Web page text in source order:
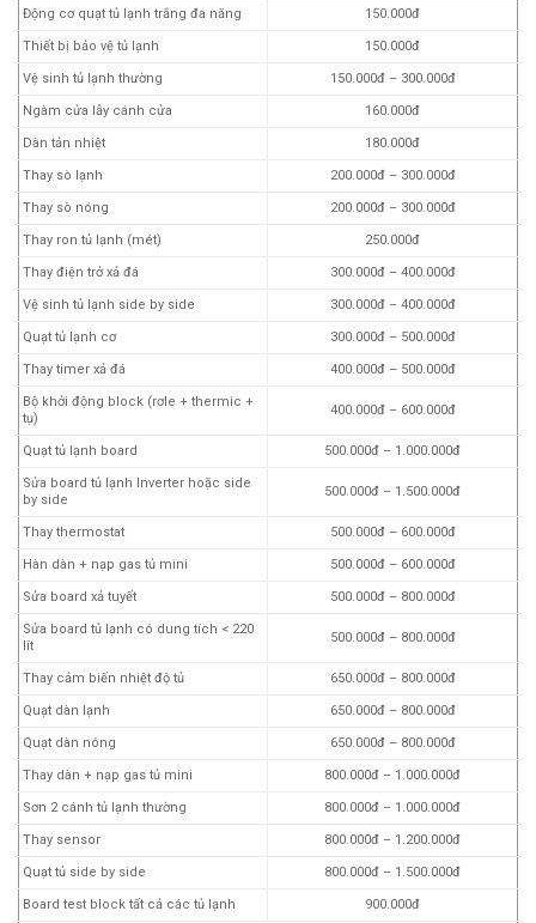
Động cơ quạt tủ lạnh trắng đa năng 150.000đ
Thiết bị bảo vệ tủ lạnh 150.000đ
Vệ sinh tủ lạnh thường 150.000đ – 300.000đ
Ngàm cửa lẫy cánh cửa 160.000đ
Dàn tản nhiệt 180.000đ
Thay sò lạnh 200.000đ – 300.000đ
Thay sò nóng 200.000đ – 300.000đ
Thay ron tủ lạnh (mét) 250.000đ
Thay điện trở xả đá 300.000đ – 400.000đ
Vệ sinh tủ lạnh side by side 300.000đ – 400.000đ
Quạt tủ lạnh cơ 300.000đ – 500.000đ
Thay timer xả đá 400.000đ – 500.000đ
Bộ khởi động block (rơle + thermic +
tụ)
400.000đ – 600.000đ
Quạt tủ lạnh board 500.000đ – 1.000.000đ
Sửa board tủ lạnh Inverter hoặc side
by side
500.000đ – 1.500.000đ
Thay thermostat 500.000đ – 600.000đ
Hàn dàn + nạp gas tủ mini 500.000đ – 600.000đ
Sửa board xả tuyết 500.000đ – 800.000đ
Sửa board tủ lạnh có dung tích < 220
lít
500.000đ – 800.000đ
Thay cảm biến nhiệt độ tủ 650.000đ – 800.000đ
Quạt dàn lạnh 650.000đ – 800.000đ
Quạt dàn nóng 650.000đ – 800.000đ
Thay dàn + nạp gas tủ mini 800.000đ – 1.000.000đ
Sơn 2 cánh tủ lạnh thường 800.000đ – 1.000.000đ
Thay sensor 800.000đ – 1.200.000đ
Quạt tủ side by side 800.000đ – 1.500.000đ
Board test block tất cả các tủ lạnh 900.000đ